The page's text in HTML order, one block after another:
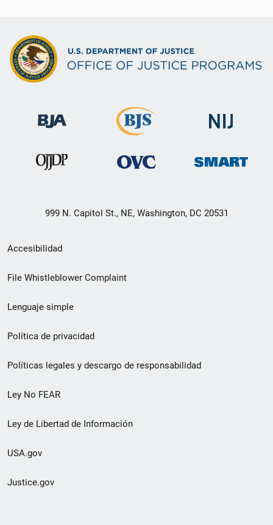
999 N. Capitol St., NE, Washington, DC 20531
Menú
de
de
pie
de
página
Accesibilidad
File Whistleblower Complaint
Lenguaje simple
Política de privacidad
Políticas legales y descargo de responsabilidad
Ley No FEAR
Ley de Libertad de Información
USA.gov
Justice.gov